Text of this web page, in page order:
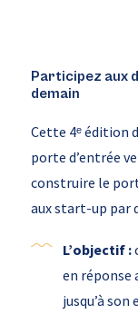
Participez aux
demain
Cette 4ᵉ édition
porte d’entrée
construire le
aux start-up par
L’objectif :
en réponse
jusqu’à